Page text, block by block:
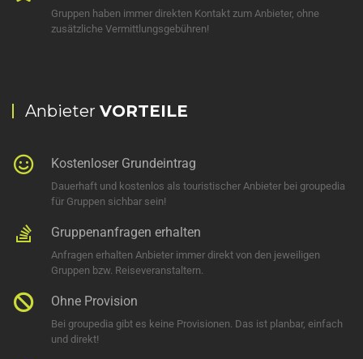
Gruppen haben immer direkten Kontakt zum Anbieter, ohne
zusätzliche Vermittlungsgebühren!
Anbieter VORTEILE
Kostenloser Grundeintrag
Dauerhaft und kostenlos als touristischer Anbieter bei groupedia
für Gruppen sichbar sein!
Gruppenanfragen erhalten
Anfragen erhalten Anbieter immer direkt von den jeweiligen
Gruppen bzw. Reiseveranstaltern.
Ohne Provision
Bei groupedia gibt es keine Provisionen. Das ist planbar, einfach
und direkt!